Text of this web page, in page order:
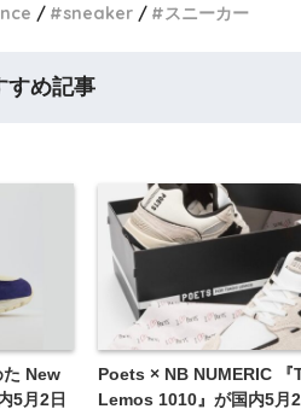
sneaker スニーカー
すめ記事
た New
5月2日
Poets × NB NUMERIC 『
Lemos 1010』が国内5月